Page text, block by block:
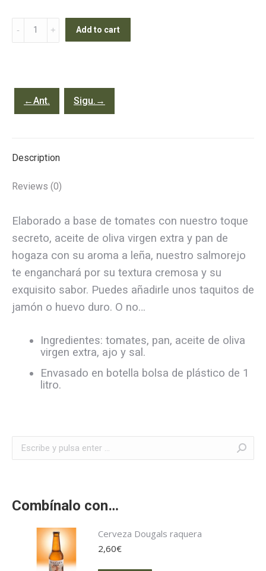
Salmorejo
bot
quantity
Add to cart
←Ant. Sigu.→
Description
Reviews (0)
Elaborado a base de tomates con nuestro toque
secreto, aceite de oliva virgen extra y pan de
hogaza con su aroma a leña, nuestro salmorejo
te enganchará por su textura cremosa y su
exquisito sabor. Puedes añadirle unos taquitos de
jamón o huevo duro. O no…
Ingredientes: tomates, pan, aceite de oliva
virgen extra, ajo y sal.
Envasado en botella bolsa de plástico de 1
litro.
Combínalo con…
Cerveza Dougals raquera
2,60€